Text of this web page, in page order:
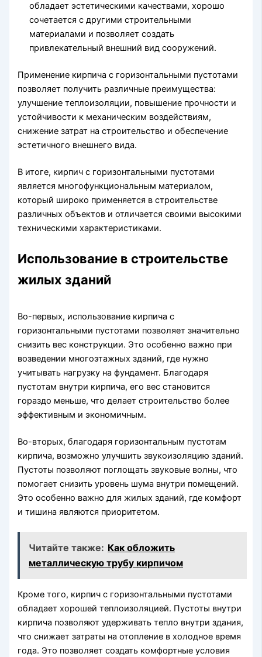
обладает эстетическими качествами, хорошо
сочетается с другими строительными
материалами и позволяет создать
привлекательный внешний вид сооружений.
Применение кирпича с горизонтальными пустотами
позволяет получить различные преимущества:
улучшение теплоизоляции, повышение прочности и
устойчивости к механическим воздействиям,
снижение затрат на строительство и обеспечение
эстетичного внешнего вида.
В итоге, кирпич с горизонтальными пустотами
является многофункциональным материалом,
который широко применяется в строительстве
различных объектов и отличается своими высокими
техническими характеристиками.
Использование в строительстве
жилых зданий
Во-первых, использование кирпича с
горизонтальными пустотами позволяет значительно
снизить вес конструкции. Это особенно важно при
возведении многоэтажных зданий, где нужно
учитывать нагрузку на фундамент. Благодаря
пустотам внутри кирпича, его вес становится
гораздо меньше, что делает строительство более
эффективным и экономичным.
Во-вторых, благодаря горизонтальным пустотам
кирпича, возможно улучшить звукоизоляцию зданий.
Пустоты позволяют поглощать звуковые волны, что
помогает снизить уровень шума внутри помещений.
Это особенно важно для жилых зданий, где комфорт
и тишина являются приоритетом.
Читайте также: Как обложить
металлическую трубу кирпичом
Кроме того, кирпич с горизонтальными пустотами
обладает хорошей теплоизоляцией. Пустоты внутри
кирпича позволяют удерживать тепло внутри здания,
что снижает затраты на отопление в холодное время
года. Это позволяет создать комфортные условия